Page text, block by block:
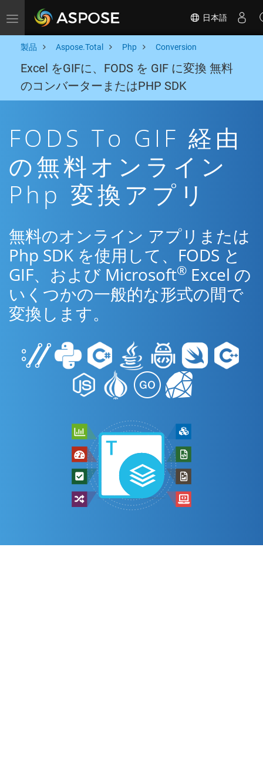
Toggle navigation 日本語
製品 Aspose.Total Php Conversion
Excel をGIFに、FODS を GIF に変換 無料
のコンバーターまたはPHP SDK
FODS To GIF 経由
の無料オンライン
Php 変換アプリ
無料のオンライン アプリまたは
Php SDK を使用して、FODS と
GIF、および Microsoft® Excel の
いくつかの一般的な形式の間で
変換します。